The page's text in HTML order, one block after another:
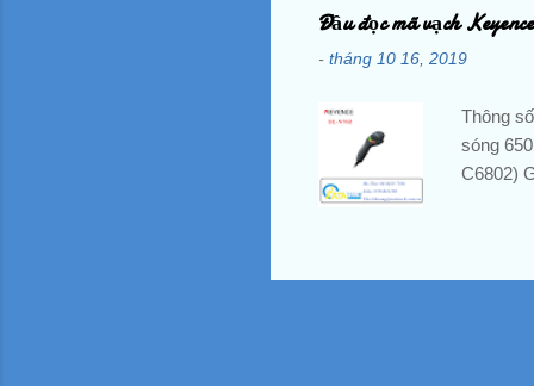
Him
Mr
Đầu đọc mã vạch
- tháng 10 16, 2019
Thông
sóng
C6802)
tối
mA trở
hoặc